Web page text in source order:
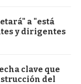
a "está
y dirigentes
clave que
del